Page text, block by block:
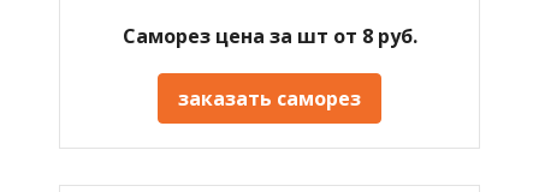
Саморез цена за шт от 8 руб.
заказать саморез